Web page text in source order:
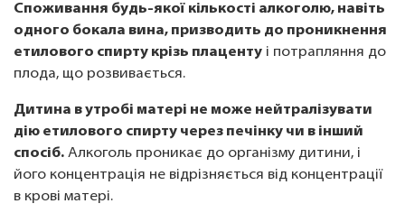
Споживання будь-якої кількості алкоголю, навіть
одного бокала вина, призводить до проникнення
етилового спирту крізь плаценту і потрапляння до
плода, що розвивається.
Дитина в утробі матері не може нейтралізувати
дію етилового спирту через печінку чи в інший
спосіб. Алкоголь проникає до організму дитини, і
його концентрація не відрізняється від концентрації
в крові матері.